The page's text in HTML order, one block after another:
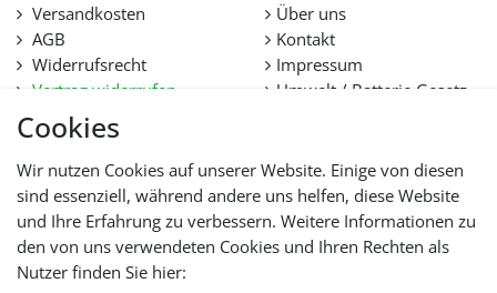
Cookies
Wir nutzen Cookies auf unserer Website. Einige von diesen
sind essenziell, während andere uns helfen, diese Website
und Ihre Erfahrung zu verbessern. Weitere Informationen zu
den von uns verwendeten Cookies und Ihren Rechten als
Nutzer finden Sie hier:
Versandkosten
AGB
Widerrufsrecht
Vertrag widerrufen
Datenschutz
Hilfe
Lieferfristen und
Lieferbeschränkung
Über uns
Kontakt
Impressum
Umwelt / Batterie Gesetz
WIR AKZEPTIEREN